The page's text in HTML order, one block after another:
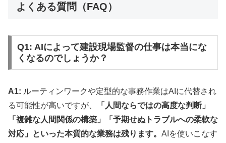
よくある質問（FAQ）
Q1: AIによって建設現場監督の仕事は本当にな
くなるのでしょうか？
A1: ルーティンワークや定型的な事務作業はAIに代替され
る可能性が高いですが、
「人間ならではの高度な判断」
「複雑な人間関係の構築」「予期せぬトラブルへの柔軟な
対応」といった本質的な業務は残ります。 AIを使いこなす